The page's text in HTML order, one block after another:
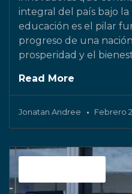
integral del país bajo la
educación es el pilar
progreso de una
prosperidad y el
Read More
Jonatan Andree Febrero